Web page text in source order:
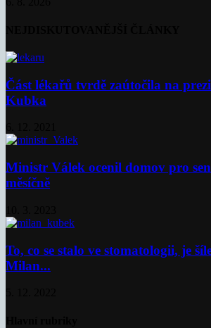
Část lékařů tvrdě zaútočila na
Kubka
Ministr Válek ocenil domov pro
měsíčně
To, co se stalo ve stomatologii, je
Milan...